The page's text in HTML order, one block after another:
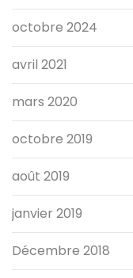
octobre 2024
avril 2021
mars 2020
octobre 2019
août 2019
janvier 2019
Décembre 2018